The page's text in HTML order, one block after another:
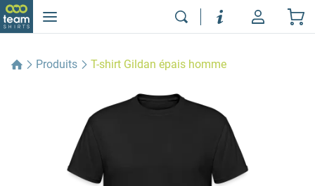
Produits T-shirt Gildan épais homme